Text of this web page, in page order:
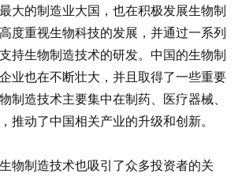
的制造业大国，也在积极发展生物制
度重视生物科技的发展，并通过一系列
持生物制造技术的研发。中国的生物制
业也在不断壮大，并且取得了一些重要
制造技术主要集中在制药、医疗器械、
推动了中国相关产业的升级和创新。
制造技术也吸引了众多投资者的关